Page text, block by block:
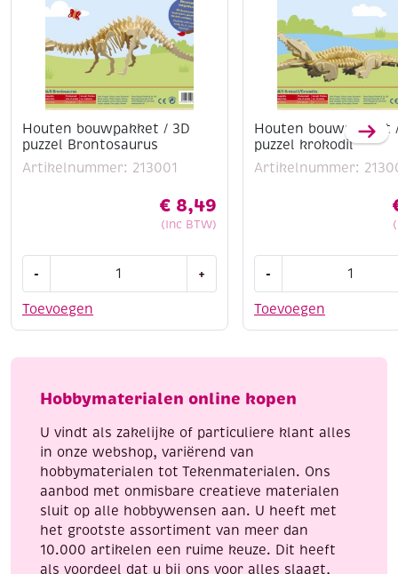
Houten bouwpakket / 3D
puzzel Brontosaurus
Artikelnummer: 213001
€ 8,49
(Inc BTW)
Toevoegen
-
/
Brontosaurus
+
Houten bouwpakket
puzzel krokodil
Artikelnummer:
Toevoegen
-
/
krokodil
Hobbymaterialen online kopen
U vindt als zakelijke of particuliere klant alles
in onze webshop, variërend van
hobbymaterialen tot Tekenmaterialen. Ons
aanbod met onmisbare creatieve materialen
sluit op alle hobbywensen aan. U heeft met
het grootste assortiment van meer dan
10.000 artikelen een ruime keuze. Dit heeft
als voordeel dat u bij ons voor alles slaagt,